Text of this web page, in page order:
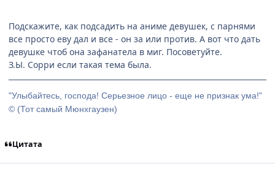
Подскажите, как подсадить на аниме девушек, с парнями
все просто еву дал и все - он за или против. А вот что дать
девушке чтоб она зафанатела в миг. Посоветуйте.
З.Ы. Сорри если такая тема была.
"Улыбайтесь, господа! Серьезное лицо - еще не признак ума!"
© (Тот самый Мюнхгаузен)
Цитата